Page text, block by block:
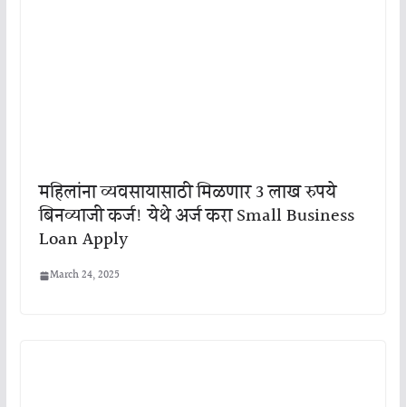
महिलांना व्यवसायासाठी मिळणार 3 लाख रुपये
बिनव्याजी कर्ज! येथे अर्ज करा Small Business
Loan Apply
March 24, 2025